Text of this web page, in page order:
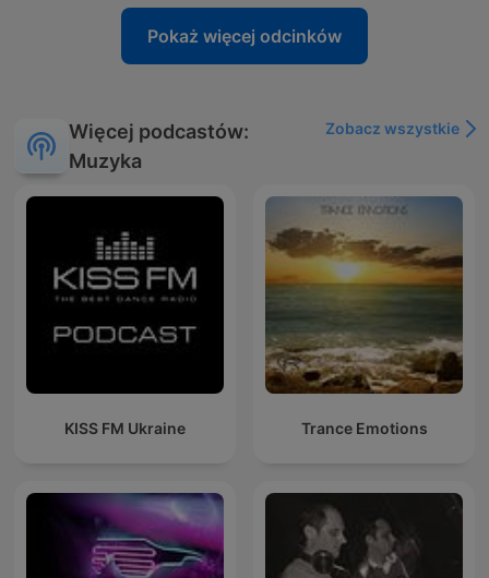
Pokaż więcej odcinków
Więcej podcastów:
Muzyka
Zobacz wszystkie
KISS FM Ukraine Trance Emotions